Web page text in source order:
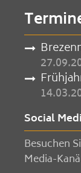
Social
Besuchen
Media-